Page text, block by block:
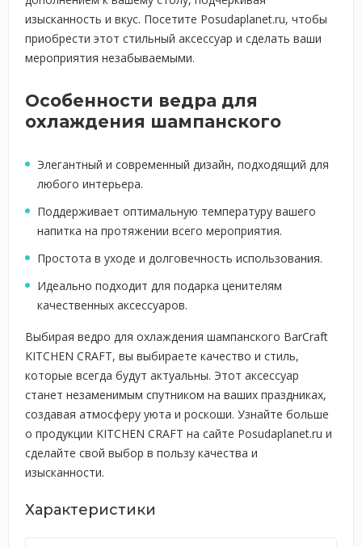
изысканность и вкус. Посетите Posudaplanet.ru, чтобы
приобрести этот стильный аксессуар и сделать ваши
мероприятия незабываемыми.
Особенности ведра для
охлаждения шампанского
Элегантный и современный дизайн, подходящий для
любого интерьера.
Поддерживает оптимальную температуру вашего
напитка на протяжении всего мероприятия.
Простота в уходе и долговечность использования.
Идеально подходит для подарка ценителям
качественных аксессуаров.
Выбирая ведро для охлаждения шампанского BarCraft
KITCHEN CRAFT, вы выбираете качество и стиль,
которые всегда будут актуальны. Этот аксессуар
станет незаменимым спутником на ваших праздниках,
создавая атмосферу уюта и роскоши. Узнайте больше
о продукции KITCHEN CRAFT на сайте Posudaplanet.ru и
сделайте свой выбор в пользу качества и
изысканности.
Характеристики